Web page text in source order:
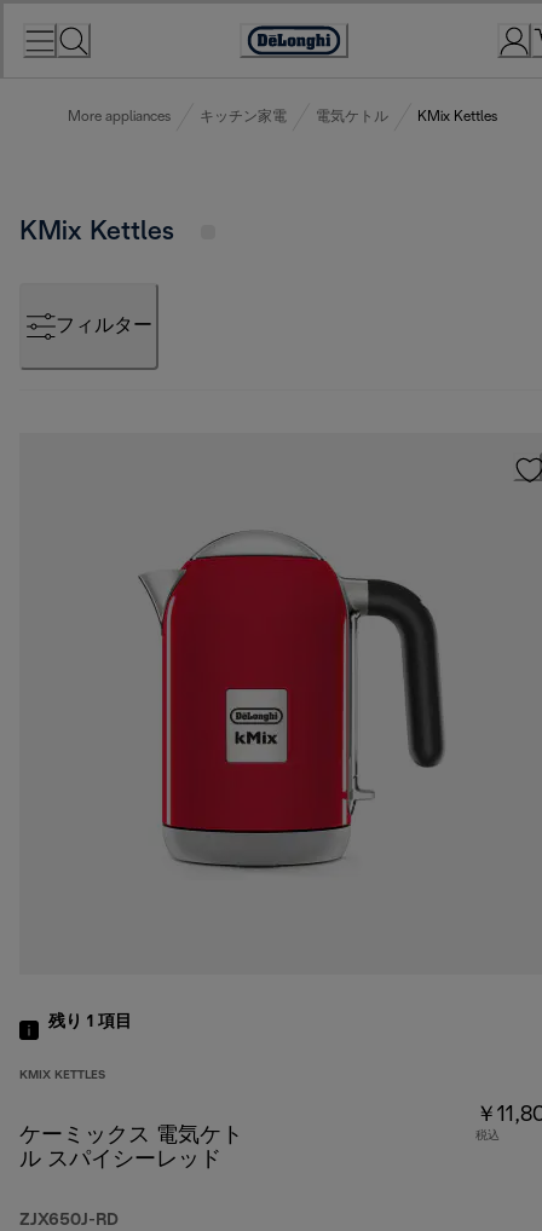
Accessibility
More appliances キッチン家電 電気ケトル KMix Kettles
KMix Kettles
フィルター
残り 1 項目
KMIX KETTLES
ケーミックス 電気ケト
ル スパイシーレッド
ZJX650J-RD
￥
税込